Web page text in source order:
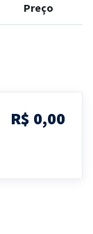
Preço
R$ 0,00